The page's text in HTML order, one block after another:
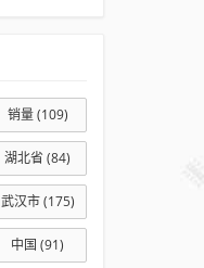
销量(109)
湖北省 (84)
武汉市(175)
中国 (91)